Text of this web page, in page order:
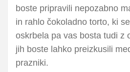
boste pripravili nepozabno
in rahlo čokoladno torto, ki
oskrbela pa vas bosta tudi z
jih boste lahko preizkusili
prazniki.